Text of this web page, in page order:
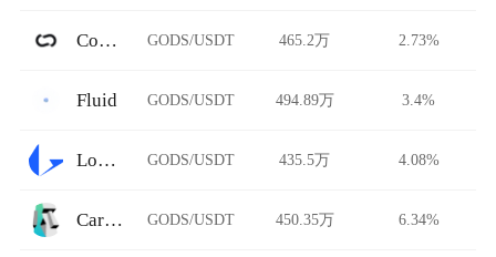
Common GODS/USDT 465.2万 2.73%
Fluid GODS/USDT 494.89万 3.4%
Loopring GODS/USDT 435.5万 4.08%
Carbon DeFi GODS/USDT 450.35万 6.34%